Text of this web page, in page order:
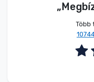
Több